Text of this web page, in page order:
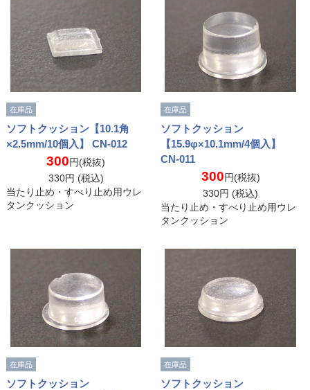
在庫品
ソフトクッション【10.1角
×2.5mm/10個入】 CN-012
300円(税抜)
330円 (税込)
当たり止め・すべり止め用ウレ
タンクッション
在庫品
ソフトクッション
【15.9φ×10.1mm/4個入】
CN-011
300円(税抜)
330円 (税込)
当たり止め・すべり止め用ウレ
タンクッション
在庫品
ソフトクッション
在庫品
ソフトクッション